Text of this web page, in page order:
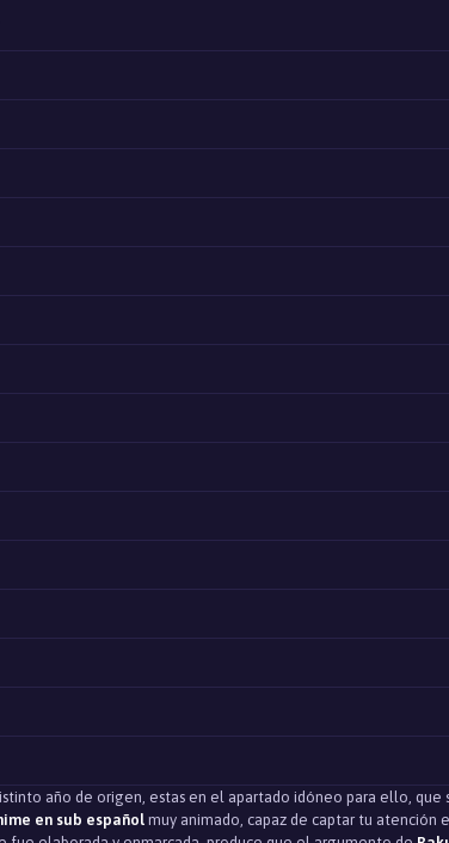
año de origen, estas en el apartado idóneo para ello,
en sub españolmuy animado, capaz de captar tu atención